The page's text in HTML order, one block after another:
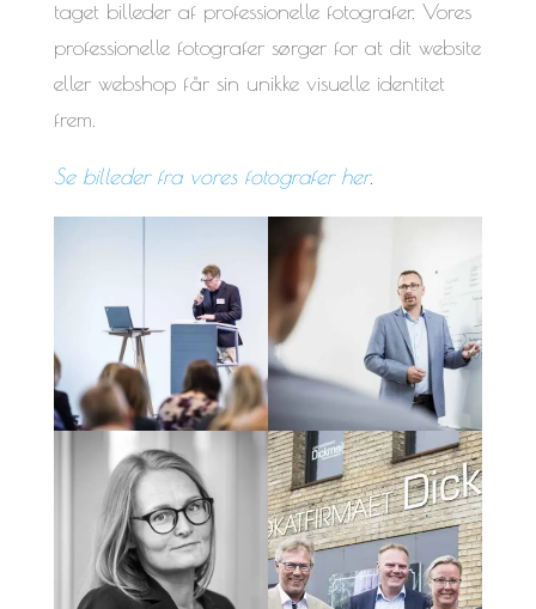
taget billeder af professionelle fotografer. Vores
professionelle fotografer sørger for at dit website
eller webshop får sin unikke visuelle identitet
frem.
Se billeder fra vores fotografer her.